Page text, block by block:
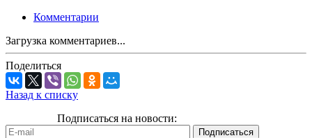
Комментарии
Загрузка комментариев...
Поделиться
Назад к списку
Подписаться на новости: